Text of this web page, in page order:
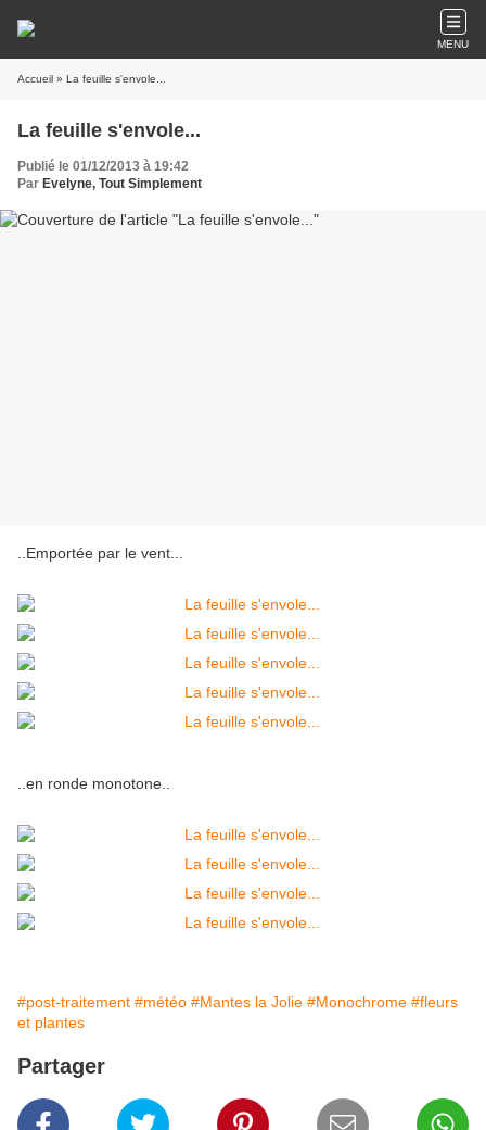
MENU
Accueil » La feuille s'envole...
La feuille s'envole...
Publié le 01/12/2013 à 19:42
Par Evelyne, Tout Simplement
..Emportée par le vent...
..en ronde monotone..
#post-traitement #météo #Mantes la Jolie #Monochrome #fleurs
et plantes
Partager